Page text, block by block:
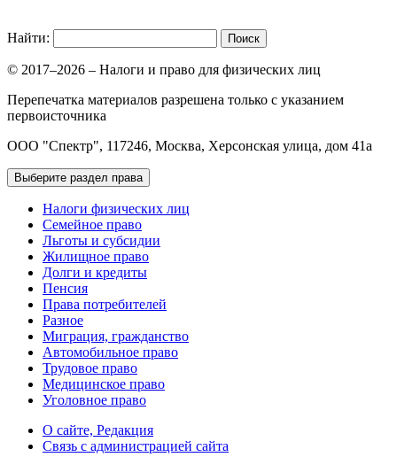
Найти:
© 2017–2026 – Налоги и право для физических лиц
Перепечатка материалов разрешена только с указанием
первоисточника
ООО "Спектр", 117246, Москва, Херсонская улица, дом 41а
Выберите раздел права
Налоги физических лиц
Семейное право
Льготы и субсидии
Жилищное право
Долги и кредиты
Пенсия
Права потребителей
Разное
Миграция, гражданство
Автомобильное право
Трудовое право
Медицинское право
Уголовное право
О сайте, Редакция
Связь с администрацией сайта